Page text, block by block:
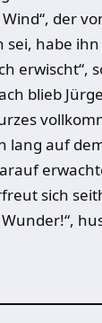
der
sei, habe
erwischt“,
blieb
lang auf
sich